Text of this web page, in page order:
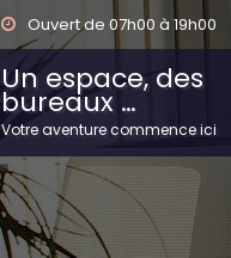
Ouvert de 07h00 à 19h00
Un espace, des
bureaux …
Votre aventure commence ici